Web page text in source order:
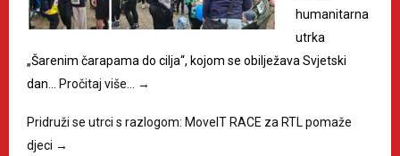
humanitarna
utrka
„Šarenim čarapama do cilja“, kojom se obilježava Svjetski
dan…
Pročitaj više… →
Pridruži se utrci s razlogom: MoveIT RACE za RTL pomaže
djeci →